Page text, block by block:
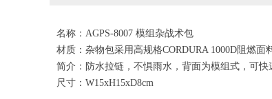
名称：AGPS-8007 模组杂战术包
材质：杂物包采用高规格CORDURA 1000D阻燃
简介：防水拉链，不惧雨水，背面为模组式，可快
尺寸：W15xH15xD8cm